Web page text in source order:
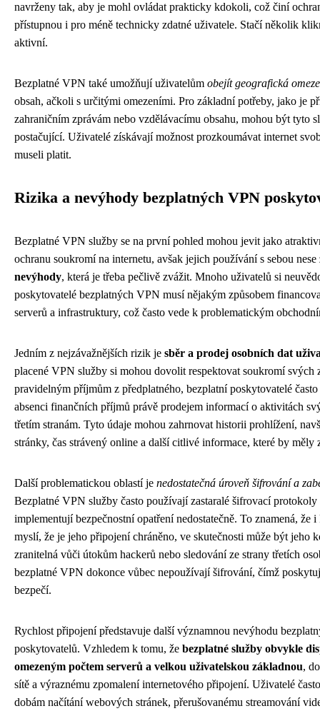
navrženy tak, aby je mohl ovládat prakticky kdokoli, což činí
přístupnou i pro méně technicky zdatné uživatele. Stačí několik
aktivní.
Bezplatné VPN také umožňují uživatelům obejít geografická
obsah, ačkoli s určitými omezeními. Pro základní potřeby, jako je
zahraničním zprávám nebo vzdělávacímu obsahu, mohou být tyto
postačující. Uživatelé získávají možnost prozkoumávat internet
museli platit.
Rizika a nevýhody bezplatných VPN
Bezplatné VPN služby se na první pohled mohou jevit jako
ochranu soukromí na internetu, avšak jejich používání s sebou nese
nevýhody, která je třeba pečlivě zvážit. Mnoho uživatelů si
poskytovatelé bezplatných VPN musí nějakým způsobem
serverů a infrastruktury, což často vede k problematickým
Jedním z nejzávažnějších rizik je sběr a prodej osobních dat
placené VPN služby si mohou dovolit respektovat soukromí svých
pravidelným příjmům z předplatného, bezplatní poskytovatelé
absenci finančních příjmů právě prodejem informací o aktivitách
třetím stranám. Tyto údaje mohou zahrnovat historii prohlížení,
stránky, čas strávený online a další citlivé informace, které by měly
Další problematickou oblastí je nedostatečná úroveň šifrování a
Bezplatné VPN služby často používají zastaralé šifrovací protokoly
implementují bezpečnostní opatření nedostatečně. To znamená, že
myslí, že je jeho připojení chráněno, ve skutečnosti může být jeho
zranitelná vůči útokům hackerů nebo sledování ze strany třetích
bezplatné VPN dokonce vůbec nepoužívají šifrování, čímž
bezpečí.
Rychlost připojení představuje další významnou nevýhodu
poskytovatelů. Vzhledem k tomu, že bezplatné služby obvykle
omezeným počtem serverů a velkou uživatelskou základnou,
sítě a výraznému zpomalení internetového připojení. Uživatelé
dobám načítání webových stránek, přerušovanému streamování